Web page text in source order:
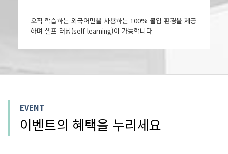
오직 학습하는 외국어만을 사용하는 100% 몰입 환경을 제공
하며 셀프 러닝(self learning)이 가능합니다
EVENT
이벤트의 혜택을 누리세요